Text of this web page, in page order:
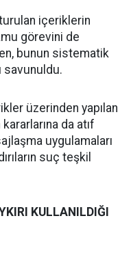
içeriklerin
görevini de
bunun sistematik
savunuldu.
üzerinden yapılan
da atıf
uygulamaları
suç teşkil
KULLANILDIĞI